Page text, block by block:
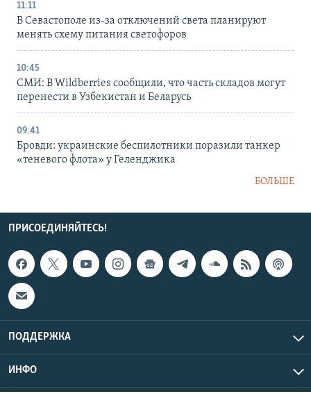
11:11
В Севастополе из-за отключений света планируют
менять схему питания светофоров
10:45
СМИ: В Wildberries сообщили, что часть складов могут
перенести в Узбекистан и Беларусь
09:41
Бровди: украинские беспилотники поразили танкер
«теневого флота» у Геленджика
БОЛЬШЕ
ПРИСОЕДИНЯЙТЕСЬ!
ПОДДЕРЖКА
ИНФО